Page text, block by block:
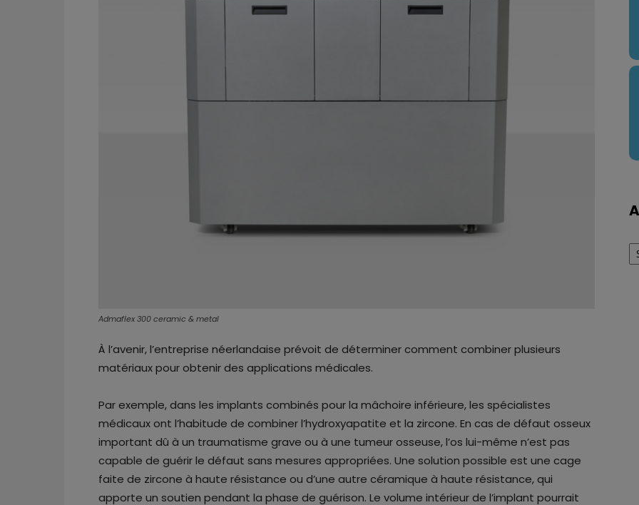
Admaflex 300 ceramic & metal
À l’avenir, l’entreprise néerlandaise prévoit de déterminer comment combiner plusieurs
matériaux pour obtenir des applications médicales.
Par exemple, dans les implants combinés pour la mâchoire inférieure, les spécialistes
médicaux ont l’habitude de combiner l’hydroxyapatite et la zircone. En cas de défaut osseux
important dû à un traumatisme grave ou à une tumeur osseuse, l’os lui-même n’est pas
capable de guérir le défaut sans mesures appropriées. Une solution possible est une cage
faite de zircone à haute résistance ou d’une autre céramique à haute résistance, qui
apporte un soutien pendant la phase de guérison. Le volume intérieur de l’implant pourrait